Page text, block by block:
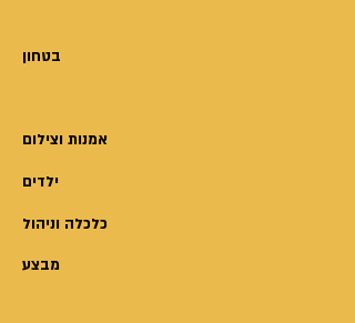
בטחון
אמנות וצילום
ילדים
כלכלה וניהול
מבצע